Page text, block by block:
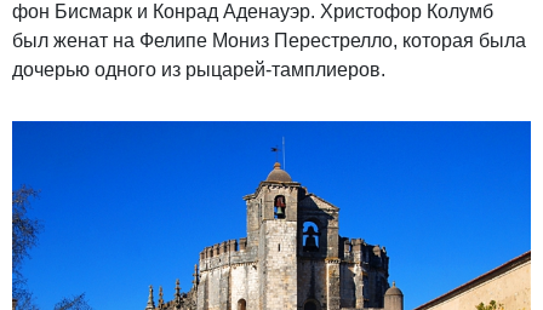
фон Бисмарк и Конрад Аденауэр. Христофор Колумб
был женат на Фелипе Мониз Перестрелло, которая была
дочерью одного из рыцарей-тамплиеров.